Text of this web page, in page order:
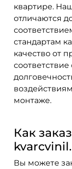
квартире.
отличаются
стандартам
качество от
монтаже.
Как
Вы можете